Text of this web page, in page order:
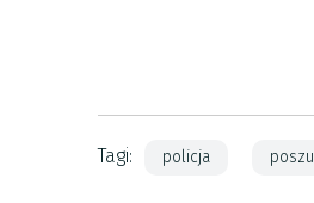
Tagi: policja